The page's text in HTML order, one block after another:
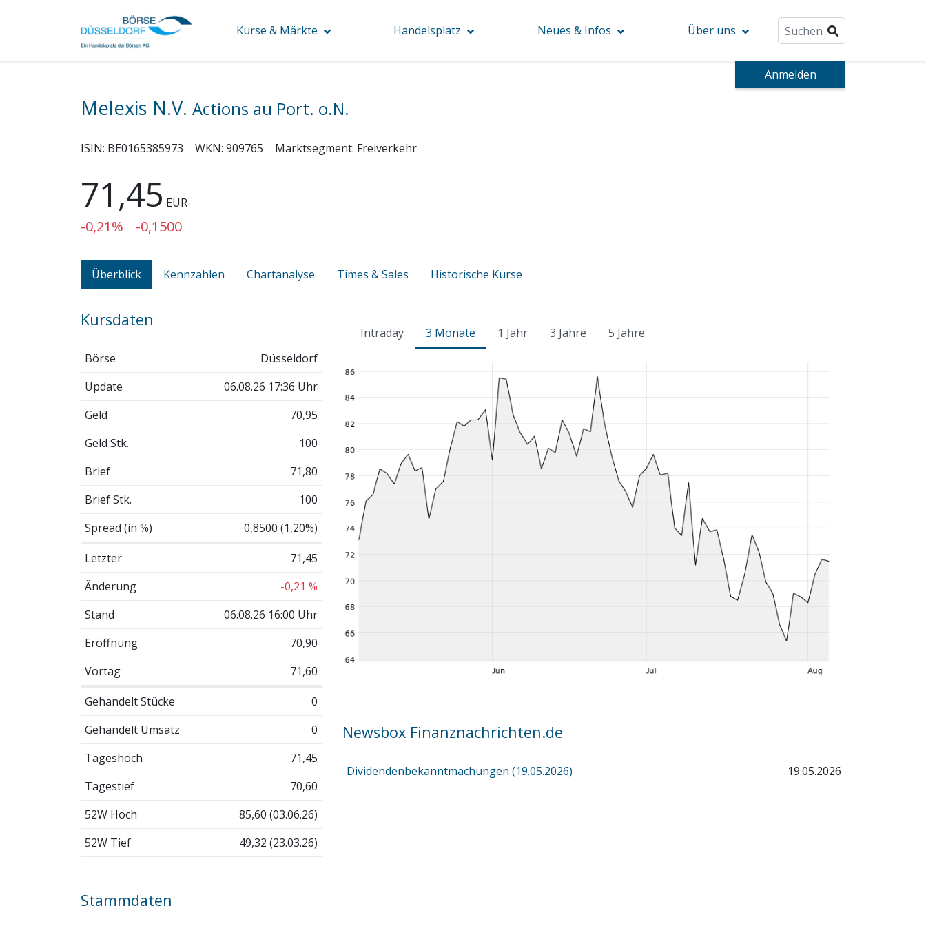
Kurse & Märkte Handelsplatz Neues & Infos Über uns
Anmelden
Melexis N.V. Actions au Port. o.N.
ISIN: BE0165385973 WKN: 909765 Marktsegment: Freiverkehr
71,45 EUR
-0,21% -0,1500
Überblick Kennzahlen Chartanalyse Times & Sales Historische Kurse
Kursdaten
Börse
Düsseldorf
Update
06.08.26 17:36 Uhr
Geld
70,95
Geld Stk.
100
Brief
71,80
Brief Stk.
100
Spread (in %)
0,8500 (1,20%)
Letzter
71,45
Änderung
-0,21 %
Stand
06.08.26 16:00 Uhr
Eröffnung
70,90
Vortag
71,60
Gehandelt Stücke
0
Gehandelt Umsatz
0
Tageshoch
71,45
Tagestief
70,60
52W Hoch
85,60 (03.06.26)
52W Tief
49,32 (23.03.26)
Stammdaten
Intraday 3 Monate 1 Jahr 3 Jahre 5 Jahre
Newsbox Finanznachrichten.de
Dividendenbekanntmachungen (19.05.2026) 19.05.2026